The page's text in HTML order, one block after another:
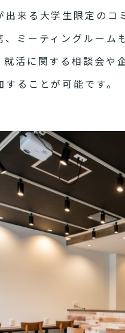
来る大学生限定の
、ミーティングルー
就活に関する相談会
ることが可能です。